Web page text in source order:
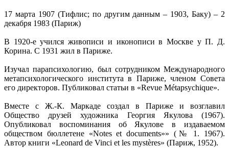
17 марта 1907 (Тифлис; по другим данным – 1903, Баку) – 2
декабря 1983 (Париж)
В 1920-е учился живописи и иконописи в Москве у П. Д.
Корина. С 1931 жил в Париже.
Изучал парапсихологию, был сотрудником Международного
метапсихологического института в Париже, членом Совета
его директоров. Публиковал статьи в «Revue Métapsychique».
Вместе с Ж.-К. Маркаде создал в Париже и возглавил
Общество друзей художника Георгия Якулова (1967).
Опубликовал воспоминания об Якулове в издаваемом
обществом бюллетене «Notes et documents»» (№ 1. 1967).
Автор книги «Leonard de Vinci et les mystères» (Париж, 1952).